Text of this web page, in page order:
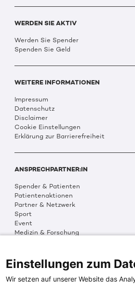
WERDEN SIE AKTIV
Werden Sie Spender
Spenden Sie Geld
WEITERE INFORMATIONEN
Impressum
Datenschutz
Disclaimer
Cookie Einstellungen
Erklärung zur Barrierefreiheit
ANSPRECHPARTNER:IN
Spender & Patienten
Patientenaktionen
Partner & Netzwerk
Sport
Event
Medizin & Forschung
Multimedia
Social Media
Einstellungen zum
Wir setzen auf unserer Website das